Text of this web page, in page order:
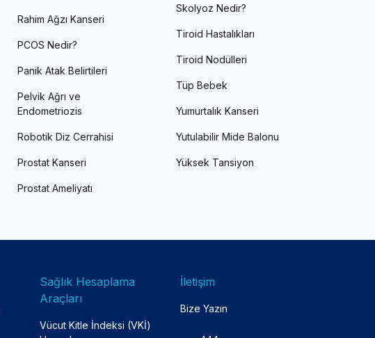
Rahim Ağzı Kanseri
PCOS Nedir?
Panik Atak Belirtileri
Pelvik Ağrı ve
Endometriozis
Robotik Diz Cerrahisi
Prostat Kanseri
Prostat Ameliyatı
Skolyoz Nedir?
Tiroid Hastalıkları
Tiroid Nodülleri
Tüp Bebek
Yumurtalık Kanseri
Yutulabilir Mide Balonu
Yüksek Tansiyon
Sağlık Hesaplama
Araçları
Vücut Kitle İndeksi (VKİ)
İletişim
Bize Yazın